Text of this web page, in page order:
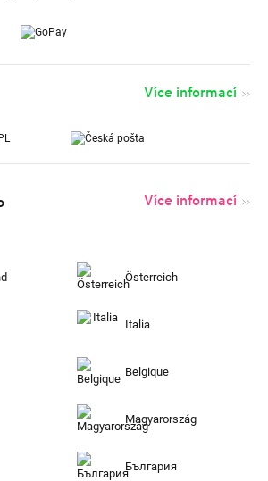
Více informací
Více informací
Österreich
Italia
Belgique
Magyarország
България